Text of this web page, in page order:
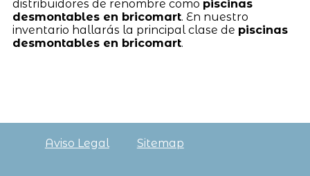
distribuidores de renombre como piscinas
desmontables en bricomart. En nuestro
inventario hallarás la principal clase de piscinas
desmontables en bricomart.
Aviso Legal Sitemap